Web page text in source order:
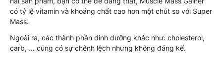
có tỷ lệ vitamin và khoáng chất cao hơn một chút so với Super
Mass.
Ngoài ra, các thành phần dinh dưỡng khác như: cholesterol,
carb, … cũng có sự chênh lệch nhưng không đáng kể.